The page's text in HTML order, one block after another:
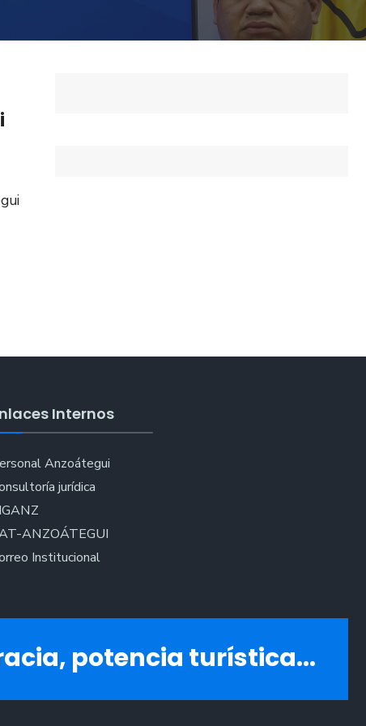
Internos
Anzoátegui
jurídica
ANZOÁTEGUI
Institucional
potencia turística...